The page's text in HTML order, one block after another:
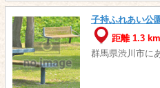
子持ふれあい公
距離 1.3 km
群馬県渋川市に